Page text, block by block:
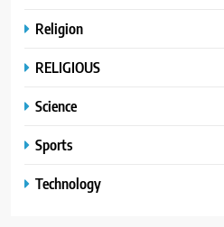
Religion
RELIGIOUS
Science
Sports
Technology